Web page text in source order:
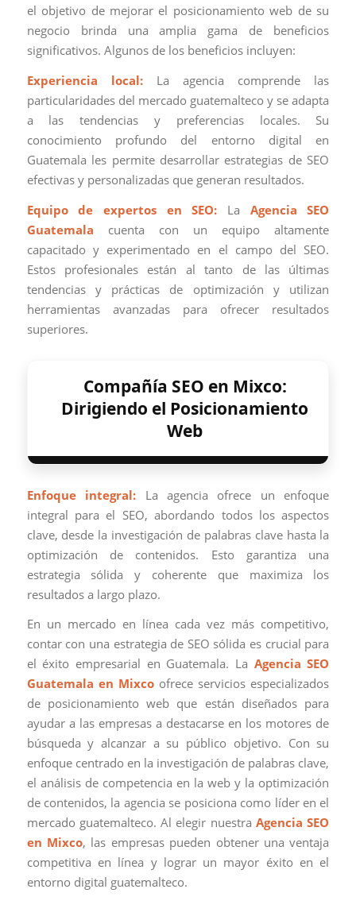
el objetivo de mejorar el posicionamiento web de su
negocio brinda una amplia gama de beneficios
significativos. Algunos de los beneficios incluyen:
Experiencia local:La agencia comprende las
particularidades del mercado guatemalteco y se adapta
a las tendencias y preferencias locales. Su
conocimiento profundo del entorno digital en
Guatemala les permite desarrollar estrategias de SEO
efectivas y personalizadas que generan resultados.
Equipo de expertos en SEO: La Agencia SEO
Guatemala cuenta con un equipo altamente
capacitado y experimentado en el campo del SEO.
Estos profesionales están al tanto de las últimas
tendencias y prácticas de optimización y utilizan
herramientas avanzadas para ofrecer resultados
superiores.
Compañía SEO en Mixco:
Dirigiendo el Posicionamiento
Web
Enfoque integral: La agencia ofrece un enfoque
integral para el SEO, abordando todos los aspectos
clave, desde la investigación de palabras clave hasta la
optimización de contenidos. Esto garantiza una
estrategia sólida y coherente que maximiza los
resultados a largo plazo.
En un mercado en línea cada vez más competitivo,
contar con una estrategia de SEO sólida es crucial para
el éxito empresarial en Guatemala. La Agencia SEO
Guatemala en Mixcoofrece servicios especializados
de posicionamiento web que están diseñados para
ayudar a las empresas a destacarse en los motores de
búsqueda y alcanzar a su público objetivo. Con su
enfoque centrado en la investigación de palabras clave,
el análisis de competencia en la web y la optimización
de contenidos, la agencia se posiciona como líder en el
mercado guatemalteco. Al elegir nuestraAgencia SEO
en Mixco, las empresas pueden obtener una ventaja
competitiva en línea y lograr un mayor éxito en el
entorno digital guatemalteco.